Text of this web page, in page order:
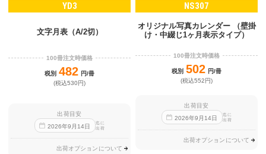
YD3
文字月表（A/2切）
100冊注文時価格
税別 482 円/冊
(税込530円)
出荷目安
2026年9 月 14日
迄に
出荷
出荷オプションについて
NS307
オリジナル写真カレンダー （壁掛
け・中綴じ1ヶ月表示タイプ）
100冊注文時価格
税別 502 円/冊
(税込552円)
出荷目安
2026年9 月14日
迄に
出荷
出荷オプションについて